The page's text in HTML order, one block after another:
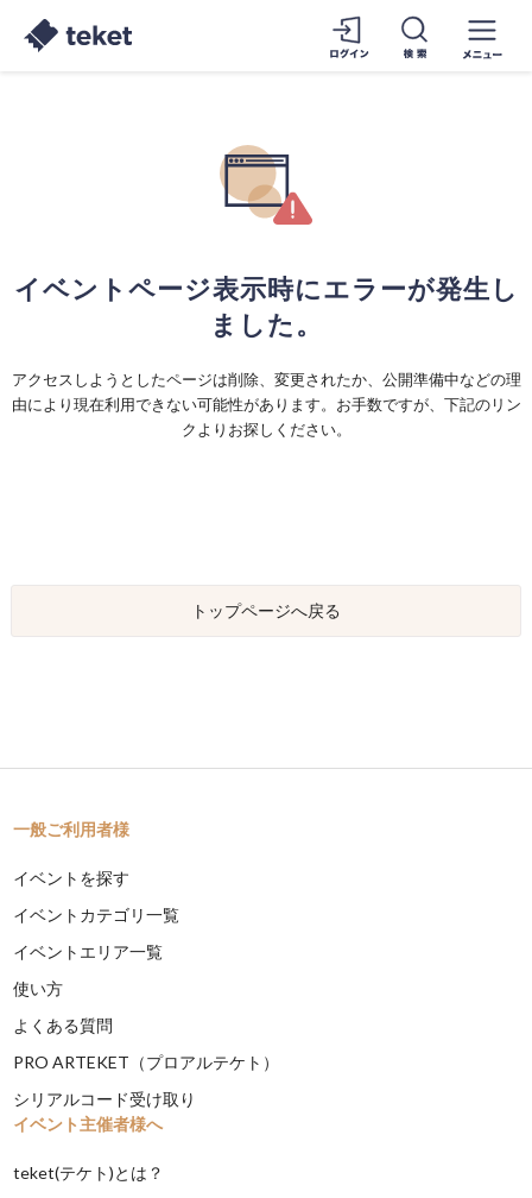
イベントページ表示時にエラーが発生し
ました。
アクセスしようとしたページは削除、変更されたか、公開準備中などの理
由により現在利用できない可能性があります。お手数ですが、下記のリン
クよりお探しください。
トップページへ戻る
一般ご利用者様
イベントを探す
イベントカテゴリ一覧
イベントエリア一覧
使い方
よくある質問
PRO ARTEKET（プロアルテケト）
シリアルコード受け取り
イベント主催者様へ
teket(テケト)とは？